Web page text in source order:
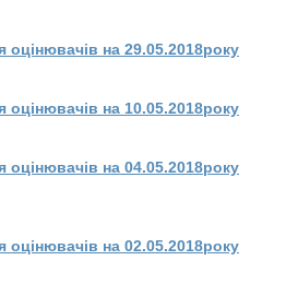
на 29.05.2018року
на 10.05.2018року
на 04.05.2018року
на 02.05.2018року